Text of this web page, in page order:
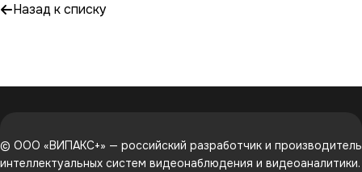
Назад к списку
© ООО «ВИПАКС+» — российский разработчик и производитель
интеллектуальных систем видеонаблюдения и видеоаналитики.